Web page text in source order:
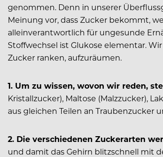
genommen. Denn in unserer
Meinung vor, dass Zucker bekommt,
alleinverantwortlich für ungesunde
Stoffwechsel ist Glukose elementar.
Zucker ranken, aufzuräumen.
1. Um zu wissen, wovon wir reden,
Kristallzucker), Maltose (Malzzucker),
aus gleichen Teilen an Traubenzucker
2. Die verschiedenen Zuckerarten
und damit das Gehirn blitzschnell mit